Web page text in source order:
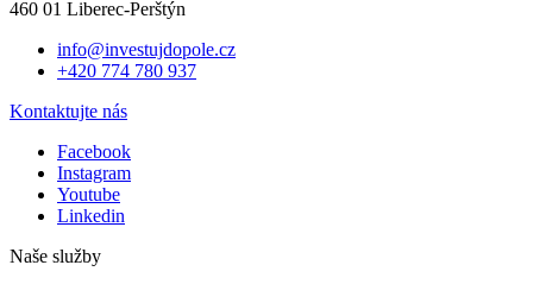
460 01 Liberec-Perštýn
info@investujdopole.cz
+420 774 780 937
Kontaktujte nás
Facebook
Instagram
Youtube
Linkedin
Naše služby